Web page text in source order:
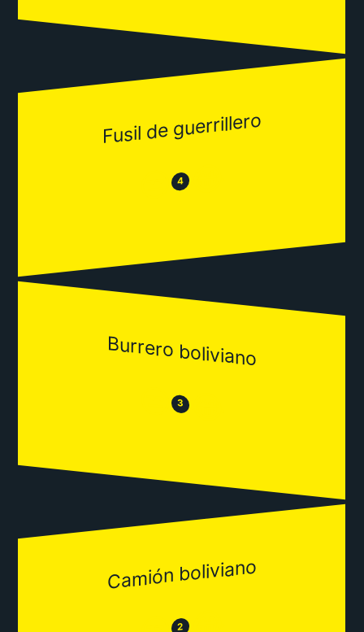
Fusil de guerrillero
😒 4 😂
Burrero boliviano
😒 3 😂
Camión boliviano
2